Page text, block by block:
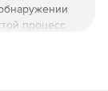
процесс